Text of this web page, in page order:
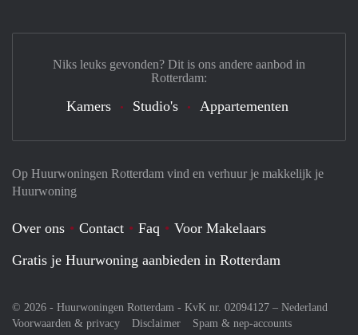
Op Huurwoningen Rotterdam vind en verhuur je makkelijk je
Huurwoning
Over ons Contact Faq
Voor Makelaars
Gratis je Huurwoning aanbieden in Rotterdam
© 2026 - Huurwoningen Rotterdam - KvK nr. 02094127 – Nederland
Voorwaarden & privacy
Disclaimer
Spam & nep-accounts
Niks leuks gevonden? Dit is ons andere aanbod in
Rotterdam:
Kamers Studio's Appartementen